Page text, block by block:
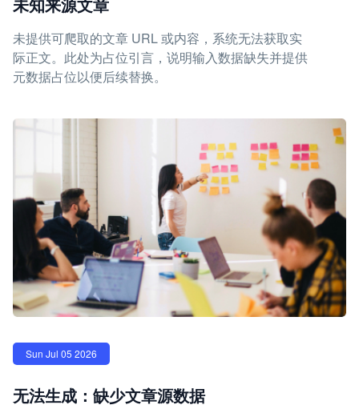
未知来源文章
未提供可爬取的文章 URL 或内容，系统无法获取实
际正文。此处为占位引言，说明输入数据缺失并提供
元数据占位以便后续替换。
Sun Jul 05 2026
无法生成：缺少文章源数据